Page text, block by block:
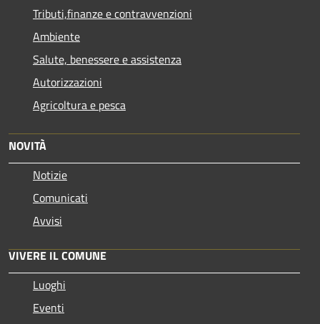
Tributi,finanze e contravvenzioni
Ambiente
Salute, benessere e assistenza
Autorizzazioni
Agricoltura e pesca
NOVITÀ
Notizie
Comunicati
Avvisi
VIVERE IL COMUNE
Luoghi
Eventi